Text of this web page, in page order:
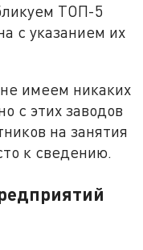
ТОП-5
с указанием их
имеем никаких
с этих заводов
на занятия
к сведению.